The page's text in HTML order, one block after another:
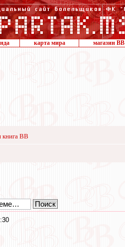
карта мира магазин ВВ
книга ВВ